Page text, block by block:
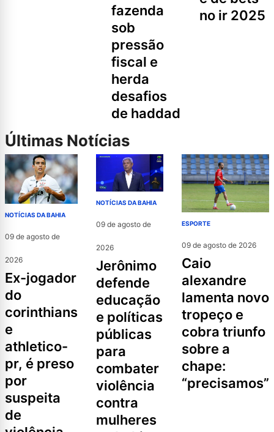
fazenda
sob
pressão
fiscal e
herda
desafios
de haddad
no ir 2025
Últimas Notícias
NOTÍCIAS DA BAHIA
09 de agosto de
2026
ex-jogador
do
corinthians
e
athletico-
pr, é preso
por
suspeita
de
NOTÍCIAS DA BAHIA
09 de agosto de
2026
jerônimo
defende
educação
e políticas
públicas
para
combater
violência
contra
mulheres
ESPORTE
09 de agosto de 2026
caio
alexandre
lamenta novo
tropeço e
cobra triunfo
sobre a
chape:
“precisamos”